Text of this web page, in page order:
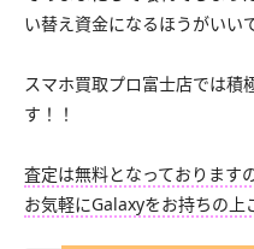
い替え資金になるほうがいい
スマホ買取プロ富士店では積
す！！
査定は無料となっております
お気軽にGalaxyをお持ちの